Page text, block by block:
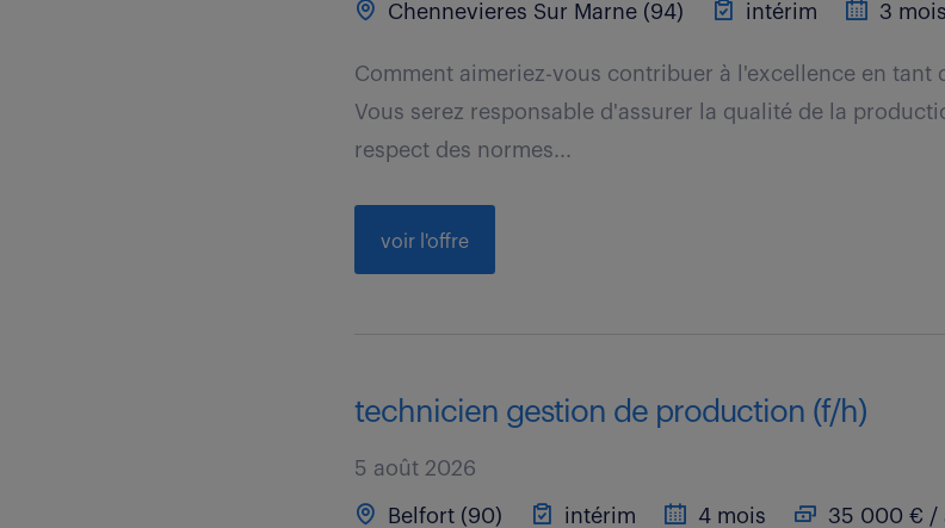
Chennevieres Sur Marne (94) intérim 3 mois
Comment aimeriez-vous contribuer à l'excellence en tant
Vous serez responsable d'assurer la qualité de la
respect des normes...
voir l'offre
technicien gestion de production (f/h)
5 août 2026
Belfort (90) intérim 4 mois 35 000 € /